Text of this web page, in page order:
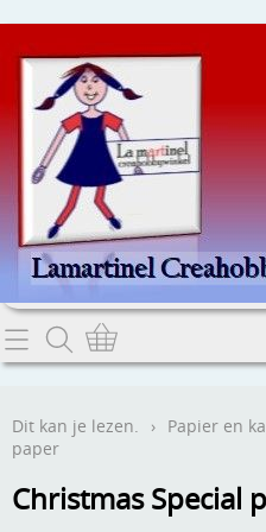
Home
Contact
Webwinkel
Dit kan je lezen. › Papier en
paper
Christmas Special